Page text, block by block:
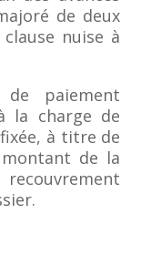
de deux
nuise à
paiement
la charge de
à titre de
de la